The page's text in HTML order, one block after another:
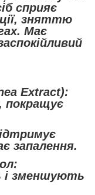
сприяє
зняттю
Має
Extract):
покращує
запалення.
і зменшують